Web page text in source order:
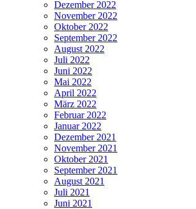
Dezember 2022
November 2022
Oktober 2022
September 2022
August 2022
Juli 2022
Juni 2022
Mai 2022
April 2022
März 2022
Februar 2022
Januar 2022
Dezember 2021
November 2021
Oktober 2021
September 2021
August 2021
Juli 2021
Juni 2021